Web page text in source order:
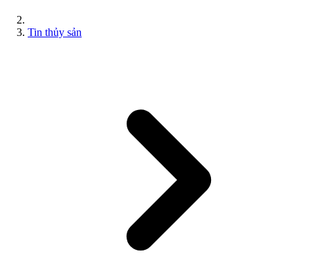
Tin thủy sản